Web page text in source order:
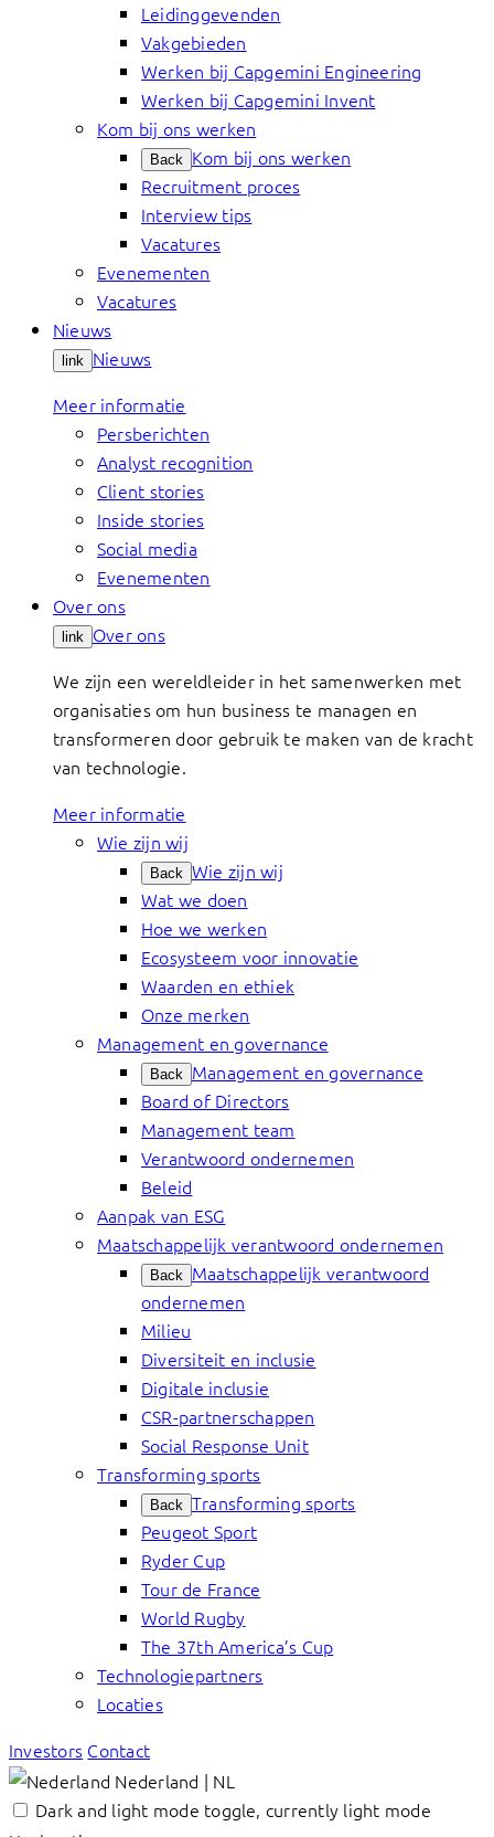
Leidinggevenden
Vakgebieden
Werken bij Capgemini Engineering
Werken bij Capgemini Invent
Kom bij ons werken
Back Kom bij ons werken
Recruitment proces
Interview tips
Vacatures
Evenementen
Vacatures
Nieuws
link Nieuws
Meer informatie
Persberichten
Analyst recognition
Client stories
Inside stories
Social media
Evenementen
Over ons
link Over ons
We zijn een wereldleider in het samenwerken met
organisaties om hun business te managen en
transformeren door gebruik te maken van de kracht
van technologie.
Meer informatie
Wie zijn wij
Back Wie zijn wij
Wat we doen
Hoe we werken
Ecosysteem voor innovatie
Waarden en ethiek
Onze merken
Management en governance
Back Management en governance
Board of Directors
Management team
Verantwoord ondernemen
Beleid
Aanpak van ESG
Maatschappelijk verantwoord ondernemen
Back Maatschappelijk verantwoord
ondernemen
Milieu
Diversiteit en inclusie
Digitale inclusie
CSR-partnerschappen
Social Response Unit
Transforming sports
Back Transforming sports
Peugeot Sport
Ryder Cup
Tour de France
World Rugby
The 37th America’s Cup
Technologiepartners
Locaties
Investors Contact
Nederland | NL
Dark and light mode toggle, currently light mode